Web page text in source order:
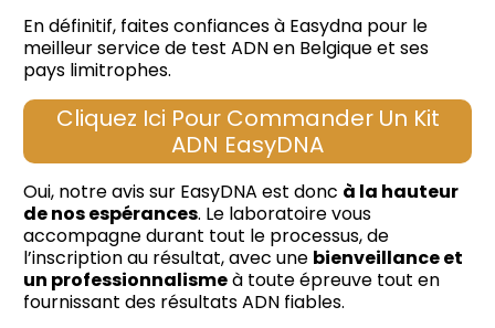
En définitif, faites confiances à Easydna pour le
meilleur service de test ADN en Belgique et ses
pays limitrophes.
Cliquez Ici Pour Commander Un Kit
ADN EasyDNA
Oui, notre avis sur EasyDNA est donc à la hauteur
de nos espérances. Le laboratoire vous
accompagne durant tout le processus, de
l’inscription au résultat, avec une bienveillance et
un professionnalismeà toute épreuve tout en
fournissant des résultats ADN fiables.